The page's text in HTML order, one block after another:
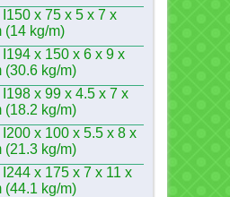
x 75 x 5 x 7 x
(14 kg/m)
x 150 x 6 x 9 x
(30.6 kg/m)
x 99 x 4.5 x 7 x
(18.2 kg/m)
x 100 x 5.5 x 8 x
(21.3 kg/m)
x 175 x 7 x 11 x
(44.1 kg/m)